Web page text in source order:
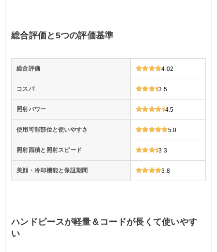
総合評価と5つの評価基準
総合評価 4.02
コスパ 3.5
照射パワー 4.5
使用可能部位と使いやすさ 5.0
照射面積と照射スピード 3.3
美顔・冷却機能と保証期間 3.8
ハンドピースが軽量＆コードが長くて使いやす
い